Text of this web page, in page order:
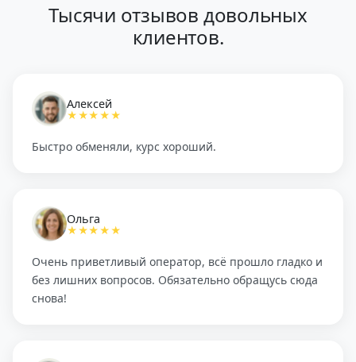
Тысячи отзывов довольных
клиентов.
Алексей
★★★★★
Быстро обменяли, курс хороший.
Ольга
★★★★★
Очень приветливый оператор, всё прошло гладко и
без лишних вопросов. Обязательно обращусь сюда
снова!